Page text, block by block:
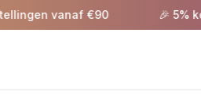
vanaf €90 🎉 5%